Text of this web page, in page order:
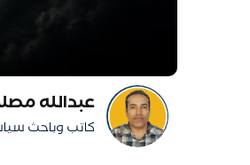
عبدالله
كاتب وباحث